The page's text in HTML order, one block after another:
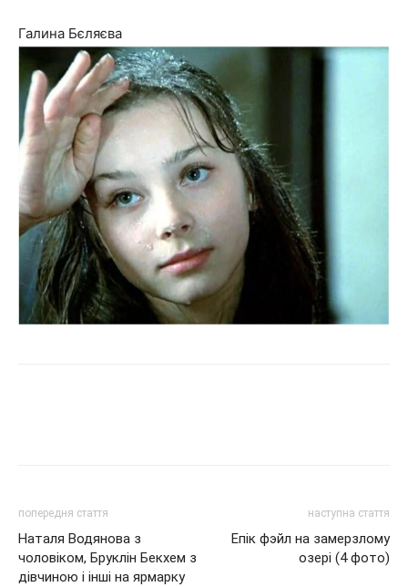
Галина Бєляєва
попередня стаття
Наталя Водянова з
чоловіком, Бруклін Бекхем з
дівчиною і інші на ярмарку
наступна стаття
Епік фэйл на замерзлому
озері (4 фото)